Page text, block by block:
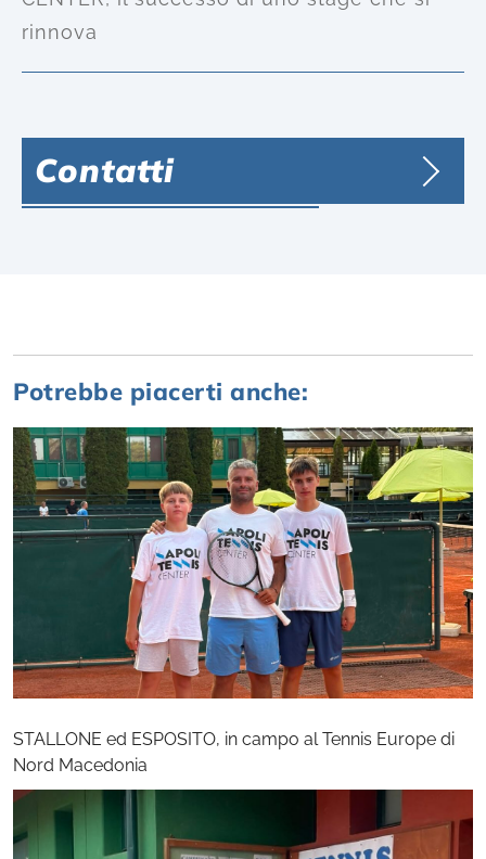
rinnova
Contatti
Potrebbe piacerti anche:
STALLONE ed ESPOSITO, in campo al Tennis Europe di
Nord Macedonia